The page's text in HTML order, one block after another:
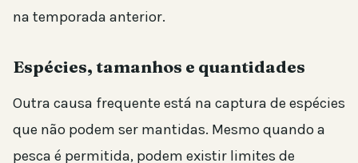
na temporada anterior.
Espécies, tamanhos e quantidades
Outra causa frequente está na captura de espécies
que não podem ser mantidas. Mesmo quando a
pesca é permitida, podem existir limites de